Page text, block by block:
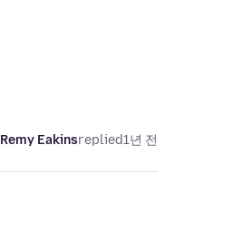
Remy Eakinsreplied1년 전